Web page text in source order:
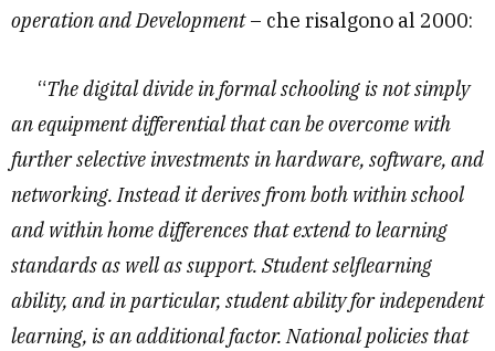
operation and Development– che risalgono al 2000:
“The digital divide in formal schooling is not simply
an equipment differential that can be overcome with
further selective investments in hardware, software, and
networking. Instead it derives from both within school
and within home differences that extend to learning
standards as well as support. Student selflearning
ability, and in particular, student ability for independent
learning, is an additional factor. National policies that